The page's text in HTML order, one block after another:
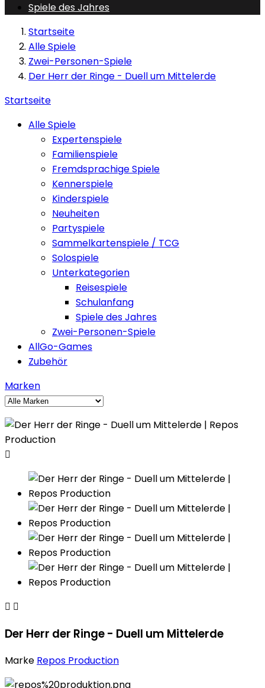
Spiele des Jahres
Startseite
Alle Spiele
Zwei-Personen-Spiele
Der Herr der Ringe - Duell um Mittelerde
Startseite
Alle Spiele
Expertenspiele
Familienspiele
Fremdsprachige Spiele
Kennerspiele
Kinderspiele
Neuheiten
Partyspiele
Sammelkartenspiele / TCG
Solospiele
Unterkategorien
Reisespiele
Schulanfang
Spiele des Jahres
Zwei-Personen-Spiele
AllGo-Games
Zubehör
Marken

 
Der Herr der Ringe - Duell um Mittelerde
Marke Repos Production